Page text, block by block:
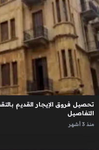
تحصيل فروق الإيجار القديم
التفاصيل
منذ 3 أشهر